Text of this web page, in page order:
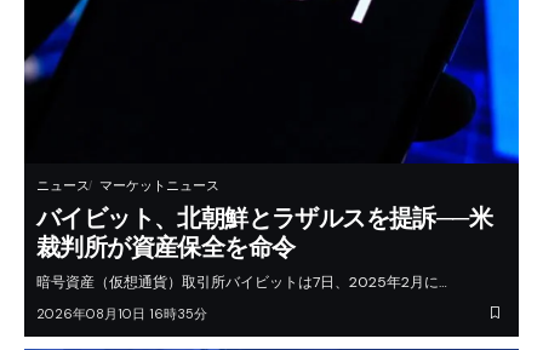
ニュース マーケットニュース
バイビット、北朝鮮とラザルスを提訴──米
裁判所が資産保全を命令
暗号資産（仮想通貨）取引所バイビットは7日、2025年2月に…
2026年08月10日 16時35分